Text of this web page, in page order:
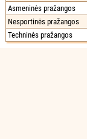
Asmeninės pražangos
Nesportinės pražangos
Techninės pražangos